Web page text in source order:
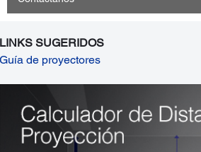
LINKS SUGERIDOS
Guía de proyectores